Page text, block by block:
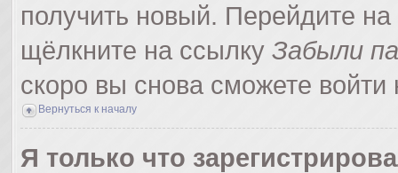
получить новый. Перейдите
щёлкните на ссылку Забыли
скоро вы снова сможете
Вернуться к началу
Я только что